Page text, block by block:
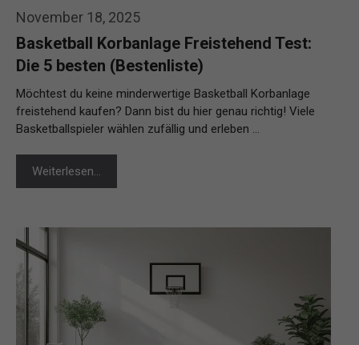
November 18, 2025
Basketball Korbanlage Freistehend Test:
Die 5 besten (Bestenliste)
Möchtest du keine minderwertige Basketball Korbanlage
freistehend kaufen? Dann bist du hier genau richtig! Viele
Basketballspieler wählen zufällig und erleben …
Weiterlesen…